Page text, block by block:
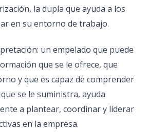
la dupla que ayuda a los
en su entorno de trabajo.
un empelado que puede
que se le ofrece, que
y que es capaz de comprender
se le suministra, ayuda
a plantear, coordinar y liderar
en la empresa.